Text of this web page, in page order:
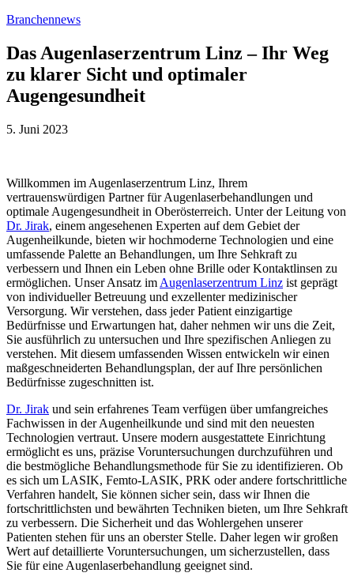
[Zum
springen]
Branchennews
Das Augenlaserzentrum Linz – Ihr Weg
zu klarer Sicht und optimaler
Augengesundheit
5. Juni 2023
Willkommen im Augenlaserzentrum Linz, Ihrem
vertrauenswürdigen Partner für Augenlaserbehandlungen und
optimale Augengesundheit in Oberösterreich. Unter der Leitung von
Dr. Jirak, einem angesehenen Experten auf dem Gebiet der
Augenheilkunde, bieten wir hochmoderne Technologien und eine
umfassende Palette an Behandlungen, um Ihre Sehkraft zu
verbessern und Ihnen ein Leben ohne Brille oder Kontaktlinsen zu
ermöglichen. Unser Ansatz im Augenlaserzentrum Linz ist geprägt
von individueller Betreuung und exzellenter medizinischer
Versorgung. Wir verstehen, dass jeder Patient einzigartige
Bedürfnisse und Erwartungen hat, daher nehmen wir uns die Zeit,
Sie ausführlich zu untersuchen und Ihre spezifischen Anliegen zu
verstehen. Mit diesem umfassenden Wissen entwickeln wir einen
maßgeschneiderten Behandlungsplan, der auf Ihre persönlichen
Bedürfnisse zugeschnitten ist.
Dr. Jirak und sein erfahrenes Team verfügen über umfangreiches
Fachwissen in der Augenheilkunde und sind mit den neuesten
Technologien vertraut. Unsere modern ausgestattete Einrichtung
ermöglicht es uns, präzise Voruntersuchungen durchzuführen und
die bestmögliche Behandlungsmethode für Sie zu identifizieren. Ob
es sich um LASIK, Femto-LASIK, PRK oder andere fortschrittliche
Verfahren handelt, Sie können sicher sein, dass wir Ihnen die
fortschrittlichsten und bewährten Techniken bieten, um Ihre Sehkraft
zu verbessern. Die Sicherheit und das Wohlergehen unserer
Patienten stehen für uns an oberster Stelle. Daher legen wir großen
Wert auf detaillierte Voruntersuchungen, um sicherzustellen, dass
Sie für eine Augenlaserbehandlung geeignet sind.